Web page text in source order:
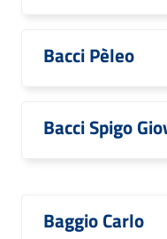
Bacci Pèleo
Bacci Spigo
Baggio Carlo